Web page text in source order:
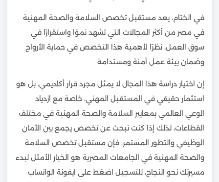
في الختام، يعد مستقبل تخصص السلامة والصحة المهنية
في مصر من أكثر المجالات التي تشهد نموًا واستقرارًا في
سوق العمل، نظرًا لأهمية هذا التخصص في حماية الأرواح
وضمان بيئة عمل آمنة ومستدامة.
إن اختيار دراسة هذا المجال لا يمثل مجرد قرار أكاديمي، بل هو
استثمار حقيقي في المستقبل المهني، خاصة مع ازدياد
الوعي العالمي بمعايير السلامة والصحة المهنية في مختلف
القطاعات، لذلك إذا كنت تبحث عن تخصص يجمع بين الأمان
الوظيفي والتطور المستمر، فإن مستقبل تخصص السلامة
والصحة المهنية في الجامعات المصرية هو الخيار الأمثل لبدء
مسيرتك نحو النجاح، للتسجيل اضغط على ايقونة الواتساب